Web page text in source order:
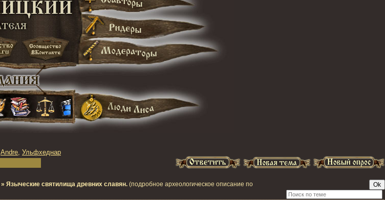
Andre, Ульфхеднар
» Языческие святилища древних славян. (подробное археологическое описание по